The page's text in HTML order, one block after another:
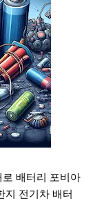
배터리 포비아
지 전기차 배터